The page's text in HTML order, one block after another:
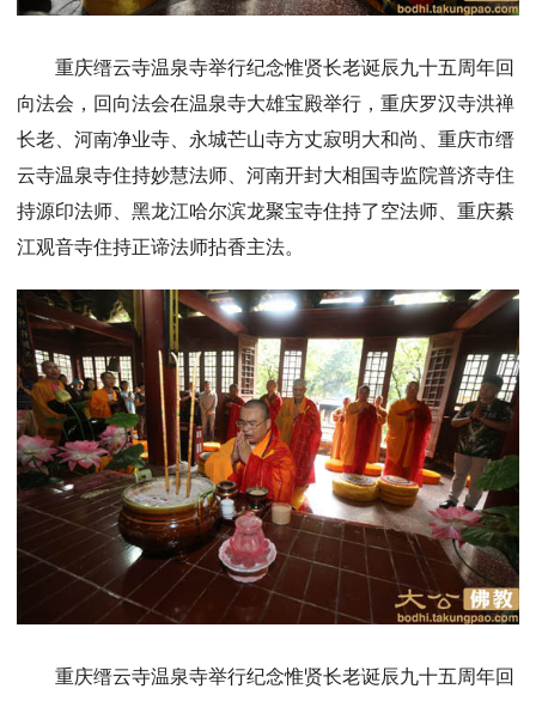
重庆缙云寺温泉寺举行纪念惟贤长老诞辰九十五周年回
向法会，回向法会在温泉寺大雄宝殿举行，重庆罗汉寺洪禅
长老、河南净业寺、永城芒山寺方丈寂明大和尚、重庆市缙
云寺温泉寺住持妙慧法师、河南开封大相国寺监院普济寺住
持源印法师、黑龙江哈尔滨龙聚宝寺住持了空法师、重庆綦
江观音寺住持正谛法师拈香主法。
重庆缙云寺温泉寺举行纪念惟贤长老诞辰九十五周年回